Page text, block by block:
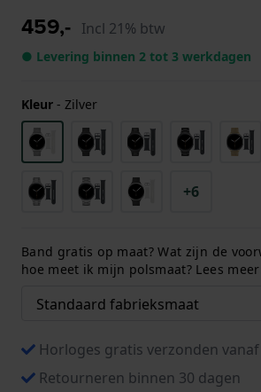
459,- Incl 21% btw
● Levering binnen 2 tot 3 werkdagen
Kleur - Zilver
+6
Band gratis op maat? Wat zijn de
hoe meet ik mijn polsmaat? Lees
Horloges gratis verzonden vanaf
Retourneren binnen 30 dagen